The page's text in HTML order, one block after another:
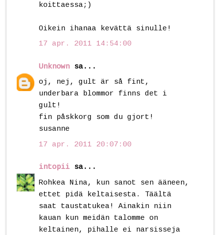
koittaessa;)
Oikein ihanaa kevättä sinulle!
17 apr. 2011 14:54:00
Unknown sa...
oj, nej, gult är så fint,
underbara blommor finns det i
gult!
fin påskkorg som du gjort!
susanne
17 apr. 2011 20:07:00
intopii sa...
Rohkea Nina, kun sanot sen ääneen,
ettet pidä keltaisesta. Täältä
saat taustatukea! Ainakin niin
kauan kun meidän talomme on
keltainen, pihalle ei narsisseja